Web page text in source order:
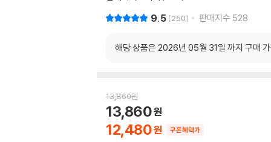
9.5 250 판매지수 528
해당 상품은 2026년 05월 31일 까지 구매
13,860원
12,480
13,860
쿠폰혜택가